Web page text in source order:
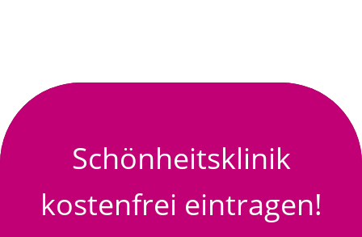
Schönheitsklinik
kostenfrei eintragen!